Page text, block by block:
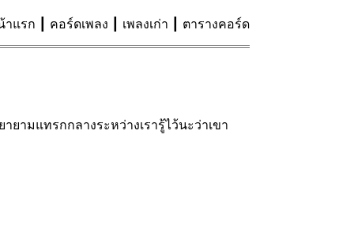
าแรก คอร์ดเพลง เพลงเก่า ตารางคอร์ด
ามแทรกกลางระหว่างเรารู้ไว้นะว่าเขา